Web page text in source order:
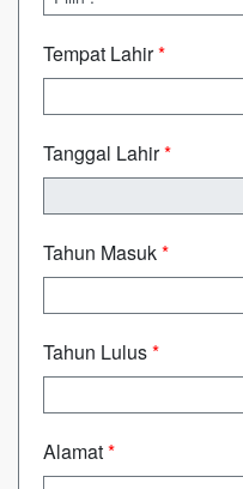
Tempat Lahir*
Tanggal Lahir*
Tahun Masuk*
Tahun Lulus*
Alamat*